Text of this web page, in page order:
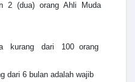
2 (dua) orang Ahli Muda
kurang dari 100 orang
dari 6 bulan adalah wajib